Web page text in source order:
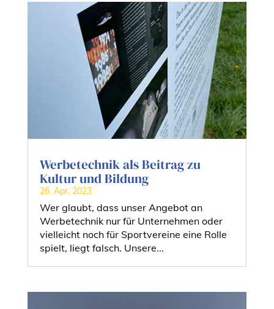
Werbetechnik als Beitrag zu
Kultur und Bildung
26. Apr. 2023
Wer glaubt, dass unser Angebot an
Werbetechnik nur für Unternehmen oder
vielleicht noch für Sportvereine eine Rolle
spielt, liegt falsch. Unsere...